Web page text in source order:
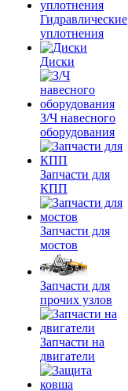
Гидравлические
уплотнения
Диски
З/Ч навесного
оборудования
Запчасти для
КПП
Запчасти для
мостов
Запчасти для
прочих узлов
Запчасти на
двигатели